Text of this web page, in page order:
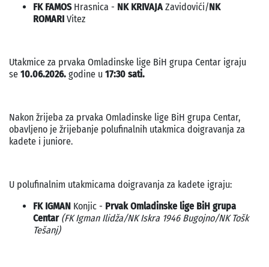
FK FAMOS Hrasnica - NK KRIVAJAZavidovići/NK
ROMARI Vitez
Utakmice za prvaka Omladinske lige BiH grupa Centar igraju
se 10.06.2026. godine u 17:30 sati.
Nakon žrijeba za prvaka Omladinske lige BiH grupa Centar,
obavljeno je žrijebanje polufinalnih utakmica doigravanja za
kadete i juniore.
U polufinalnim utakmicama doigravanja za kadete igraju:
FK IGMAN Konjic - Prvak Omladinske lige BiH grupa
Centar (FK Igman Ilidža/NK Iskra 1946 Bugojno/NK Tošk
Tešanj)